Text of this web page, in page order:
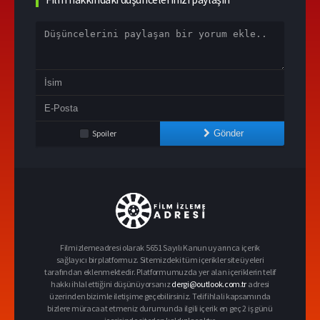
Spoiler Gönder
Filmizlemeadresi olarak 5651 Sayılı Kanun uyarınca içerik
sağlayıcı bir platformuz. Sitemizdeki tüm içerikler site üyeleri
tarafından eklenmektedir. Platformumuzda yer alan içeriklerin telif
hakkı ihlal ettiğini düşünüyorsanızdergi@outlook.com.tr adresi
üzerinden bizimle iletişime geçebilirsiniz. Telif ihlali kapsamında
bizlere müracaat etmeniz durumunda ilgili içerik en geç 2 iş günü